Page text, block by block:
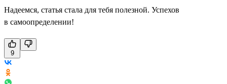
Надеемся, статья стала для тебя полезной. Успехов
в самоопределении!
9